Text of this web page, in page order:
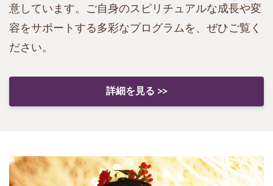
意しています。ご自身のスピリチュアルな成長や変
容をサポートする多彩なプログラムを、ぜひご覧く
ださい。
詳細を見る >>